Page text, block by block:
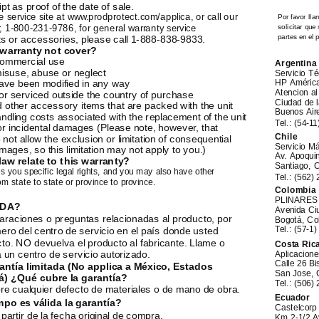
as proof of the date of sale.
service site at www.prodprotect.com/applica, or call our
1-800-231-9786, for general warranty service
or accessories, please call 1-888-838-9833.
not cover?
use
abuse or neglect
been modified in any way
serviced outside the country of purchase
other accessory items that are packed with the unit
costs associated with the replacement of the unit
incidental damages (Please note, however, that
allow the exclusion or limitation of consequential
so this limitation may not apply to you.)
relate to this warranty?
you specific legal rights, and you may also have other
state to state or province to province.
o preguntas relacionadas al producto, por
del centro de servicio en el país donde usted
NO devuelva el producto al fabricante. Llame o
un centro de servicio autorizado.
limitada (No applica a México, Estados
¿Qué cubre la garantía?
cualquier defecto de materiales o de mano de obra.
es válida la garantía?
de la fecha original de compra.
Por favor
solicitar que
partes en el
Argentina
Servicio
HP
Atencion
Ciudad de
Buenos
Tel.:(54-
Chile
Servicio
Av.
Santiago,
Tel.: (562)
Colombia
PLINARES
Avenida
Bogotá,
Tel.:(57-1)
Costa
Calle 26
San Jose,
Tel.: (506)
Ecuador
Castelcorp